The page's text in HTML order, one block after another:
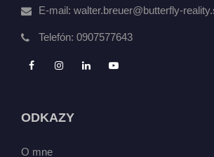
E-mail: walter.breuer@butterfly-
Telefón: 0907577643
ODKAZY
O mne